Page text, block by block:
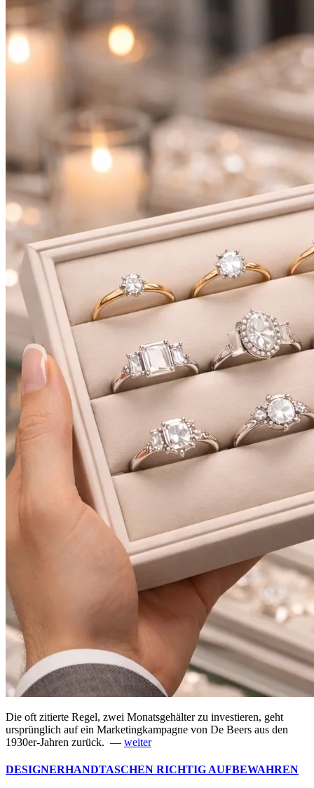
Die oft zitierte Regel, zwei Monatsgehälter zu investieren, geht
ursprünglich auf ein Marketingkampagne von De Beers aus den
1930er-Jahren zurück. — weiter
DESIGNERHANDTASCHEN RICHTIG AUFBEWAHREN